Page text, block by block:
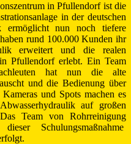
in Pfullendorf ist die
in der deutschen
ermöglicht nun noch tiefere
rund 100.000 Kunden ihr
erweitert und die realen
Pfullendorf erlebt. Ein Team
hat nun die alte
und die Bedienung über
und Spots machen es
auf großen
Team von Rohrreinigung
Schulungsmaßnahme